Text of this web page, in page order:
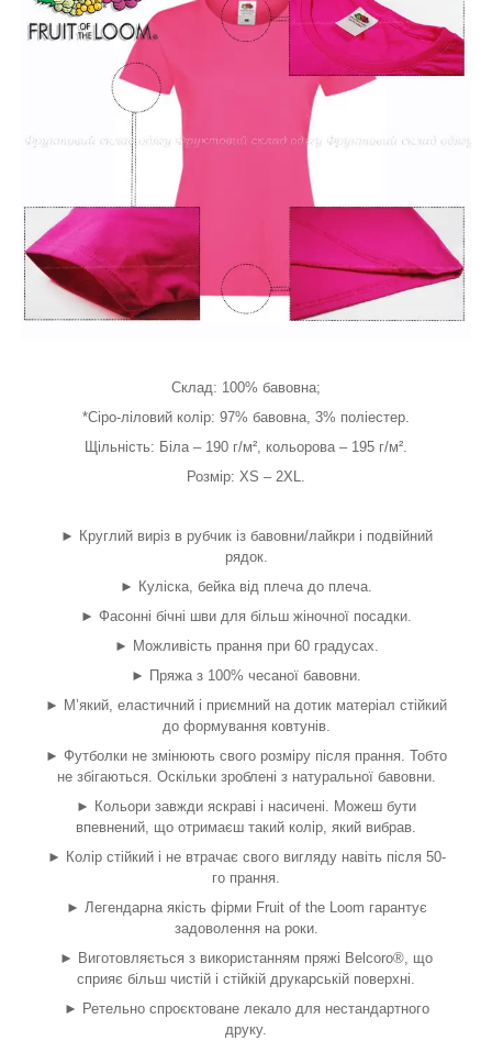
Склад: 100% бавовна;
*Сіро-ліловий колір: 97% бавовна, 3% поліестер.
Щільність: Біла – 190 г/м², кольорова – 195 г/м².
Розмір: XS – 2XL.
► Круглий виріз в рубчик із бавовни/лайкри і подвійний
рядок.
► Куліска, бейка від плеча до плеча.
► Фасонні бічні шви для більш жіночної посадки.
► Можливість прання при 60 градусах.
► Пряжа з 100% чесаної бавовни.
► М’який, еластичний і приємний на дотик матеріал стійкий
до формування ковтунів.
► Футболки не змінюють свого розміру після прання. Тобто
не збігаються. Оскільки зроблені з натуральної бавовни.
► Кольори завжди яскраві і насичені. Можеш бути
впевнений, що отримаєш такий колір, який вибрав.
► Колір стійкий і не втрачає свого вигляду навіть після 50-
го прання.
► Легендарна якість фірми Fruit of the Loom гарантує
задоволення на роки.
► Виготовляється з використанням пряжі Belcoro®, що
сприяє більш чистій і стійкій друкарській поверхні.
► Ретельно спроєктоване лекало для нестандартного
друку.